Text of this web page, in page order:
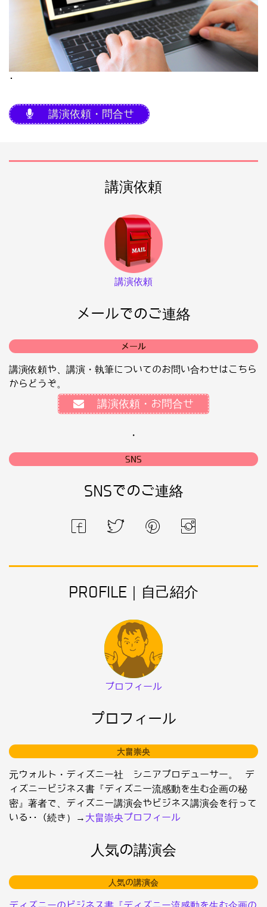
･
講演依頼・問合せ
講演依頼
講演依頼
メールでのご連絡
メール
講演依頼や、講演・執筆についてのお問い合わせはこちら
からどうぞ。
講演依頼・お問合せ
・
SNS
SNSでのご連絡
PROFILE｜自己紹介
プロフィール
プロフィール
大畠崇央
元ウォルト・ディズニー社 シニアプロデューサー。 デ
ィズニービジネス書『ディズニー流感動を生む企画の秘
密』著者で、ディズニー講演会やビジネス講演会を行って
いる･･（続き）→ 大畠崇央プロフィール
人気の講演会
人気の講演会